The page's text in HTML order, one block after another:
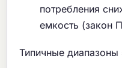
потребления
емкость (закон
Типичные диапазоны